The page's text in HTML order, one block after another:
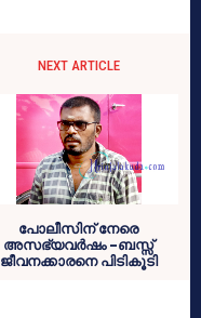
NEXT ARTICLE
പോലീസിന് നേരെ
അസഭ്യവര്‍ഷം -ബസ്സ്
ജീവനക്കാരനെ പിടികൂടി